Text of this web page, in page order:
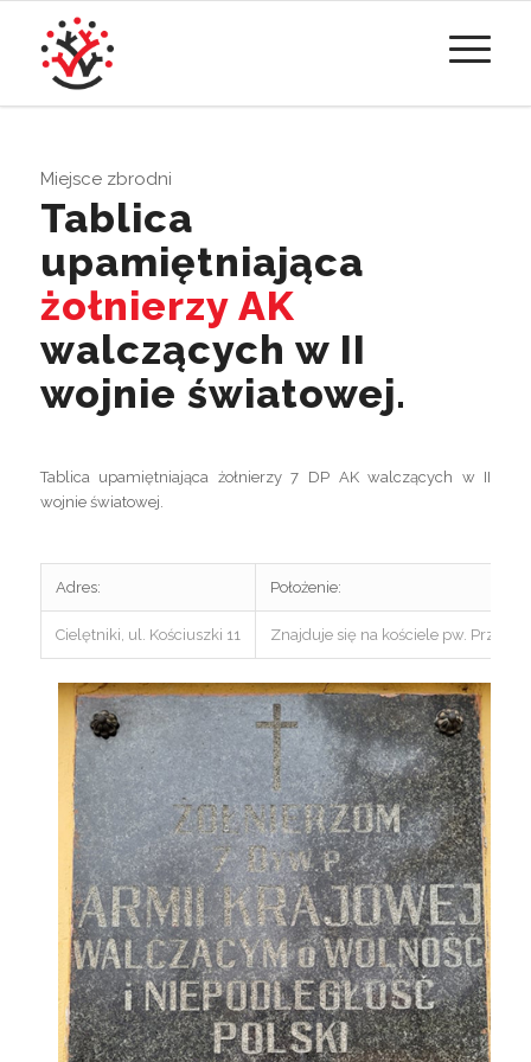
Miejsce zbrodni
Tablica
upamiętniająca
żołnierzy AK
walczących w II
wojnie światowej.
Tablica upamiętniająca żołnierzy 7 DP AK walczących w II
wojnie światowej.
Adres: Położenie:
Cielętniki, ul. Kościuszki 11 Znajduje się na kościele pw.